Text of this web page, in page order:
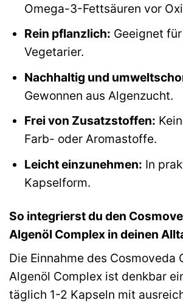
Omega-3-Fettsäuren vor
Rein pflanzlich: Geeignet
Vegetarier.
Nachhaltig und
Gewonnen aus Algenzucht.
Frei von Zusatzstoffen:
Farb- oder Aromastoffe.
Leicht einzunehmen: In
Kapselform.
So integrierst du den
Algenöl Complex in deinen
Die Einnahme des Cosmoveda
Algenöl Complex ist denkbar
täglich 1-2 Kapseln mit